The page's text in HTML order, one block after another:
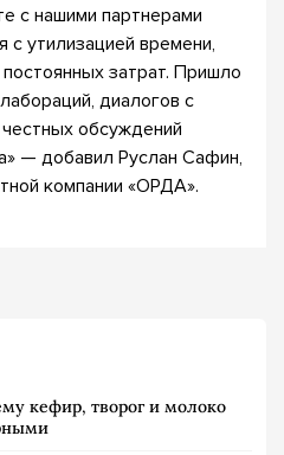
с нашими партнерами
с утилизацией времени,
затрат. Пришло
диалогов с
обсуждений
— добавил Руслан Сафин,
компании «ОРДА».
кефир, творог и молоко